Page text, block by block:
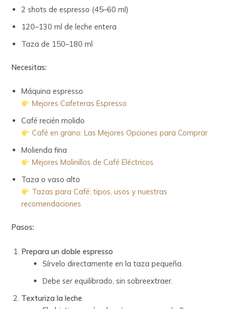
2 shots de espresso (45–60 ml)
120–130 ml de leche entera
Taza de 150–180 ml
Necesitas:
Máquina espresso
Mejores Cafeteras Espresso
Café recién molido
Café en grano: Las Mejores Opciones para Comprar
Molienda fina
Mejores Molinillos de Café Eléctricos
Taza o vaso alto
Tazas para Café: tipos, usos y nuestras
recomendaciones
Pasos:
Prepara un doble espresso
Sírvelo directamente en la taza pequeña.
Debe ser equilibrado, sin sobreextraer.
Texturiza la leche